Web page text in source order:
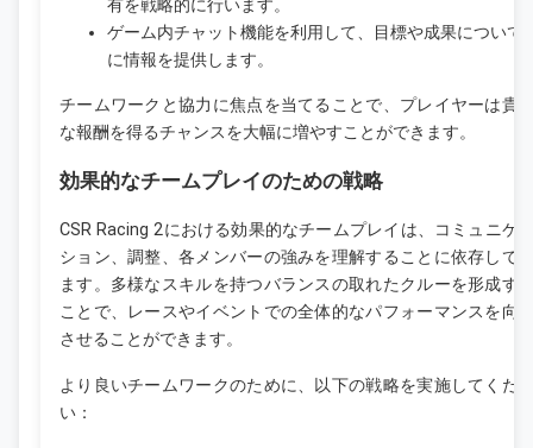
有を戦略的に行います。
ゲーム内チャット機能を利用して、目標や成果について
に情報を提供します。
チームワークと協力に焦点を当てることで、プレイヤーは貴
な報酬を得るチャンスを大幅に増やすことができます。
効果的なチームプレイのための戦略
CSR Racing 2における効果的なチームプレイは、コミュニケ
ション、調整、各メンバーの強みを理解することに依存して
ます。多様なスキルを持つバランスの取れたクルーを形成す
ことで、レースやイベントでの全体的なパフォーマンスを向
させることができます。
より良いチームワークのために、以下の戦略を実施してくだ
い：